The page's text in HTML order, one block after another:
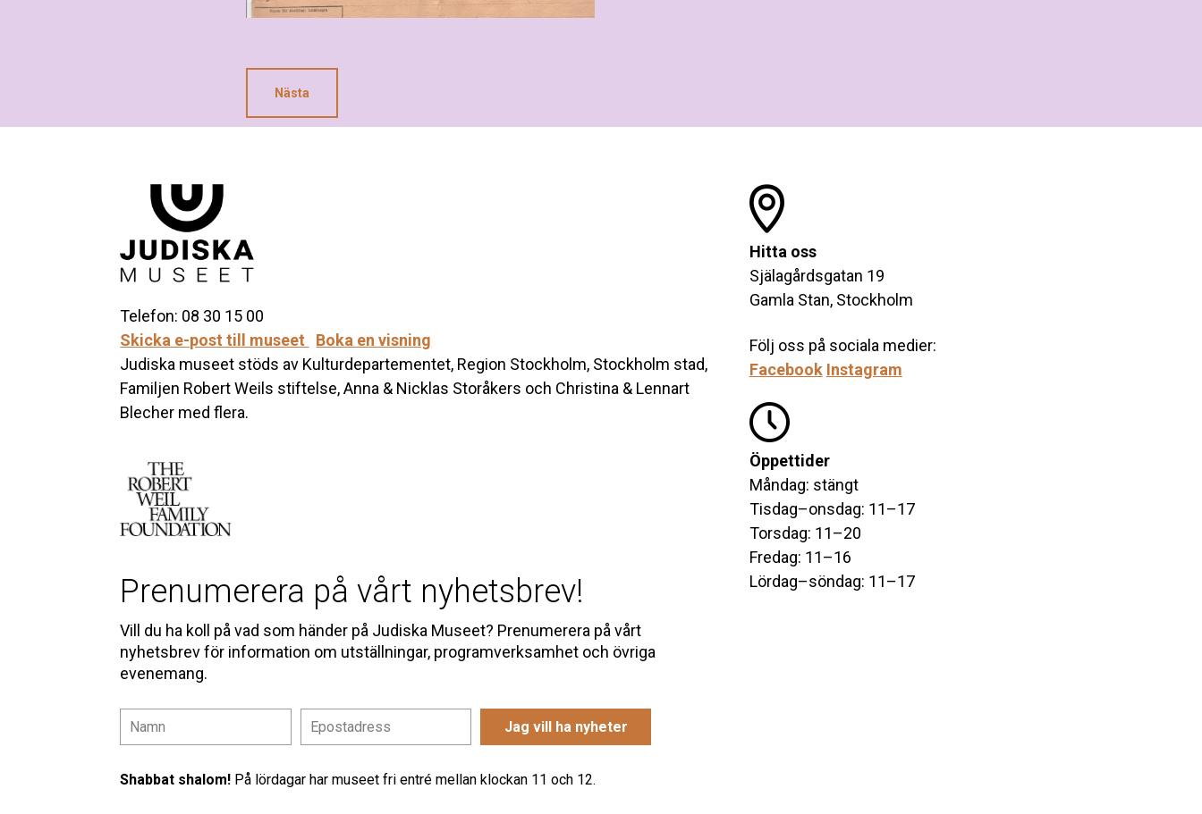
Nästa
Telefon: 08 30 15 00
Skicka e-post till museet
Boka en visning
Judiska museet stöds av Kulturdepartementet, Region Stockholm, Stockholm stad,
Familjen Robert Weils stiftelse, Anna & Nicklas Storåkers och Christina & Lennart
Blecher med flera.
Prenumerera på vårt nyhetsbrev!
Vill du ha koll på vad som händer på Judiska Museet? Prenumerera på vårt
nyhetsbrev för information om utställningar, programverksamhet och övriga
evenemang.
Shabbat shalom! På lördagar har museet fri entré mellan klockan 11 och 12.
Hitta oss
Själagårdsgatan 19
Gamla Stan, Stockholm
Följ oss på sociala medier:
Facebook Instagram
Öppettider
Måndag: stängt
Tisdag–onsdag: 11–17
Torsdag: 11–20
Fredag: 11–16
Lördag–söndag: 11–17